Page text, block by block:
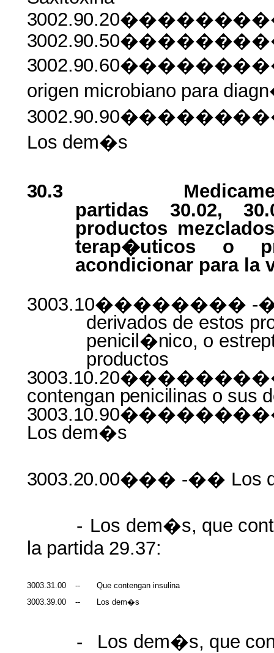
origen microbiano para
Los dem�s
30.3
partidas 30.02,
productos
terap�uticos o
acondicionar para la
3003.10�������� -
derivados de estos
penicil�nico, o
productos
contengan penicilinas o sus
Los dem�s
3003.20.00��� -�� Los
- Los dem�s, que
la partida 29.37:
3003.31.00 --
Que contengan insulina
3003.39.00
-- Los dem�s
- Los dem�s, que